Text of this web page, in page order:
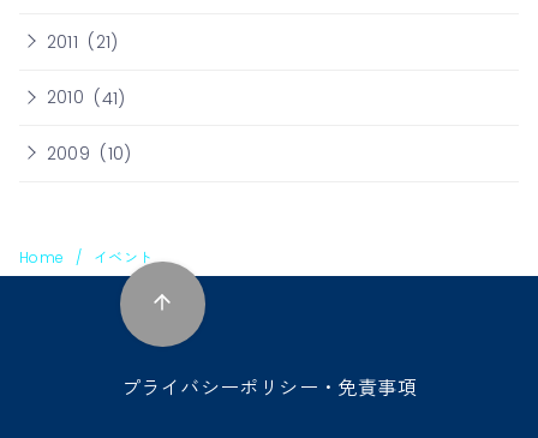
2011 (21)
2010 (41)
2009 (10)
Home イベント
プライバシーポリシー・免責事項